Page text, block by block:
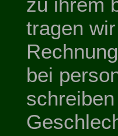
zu ihrem
tragen
bei